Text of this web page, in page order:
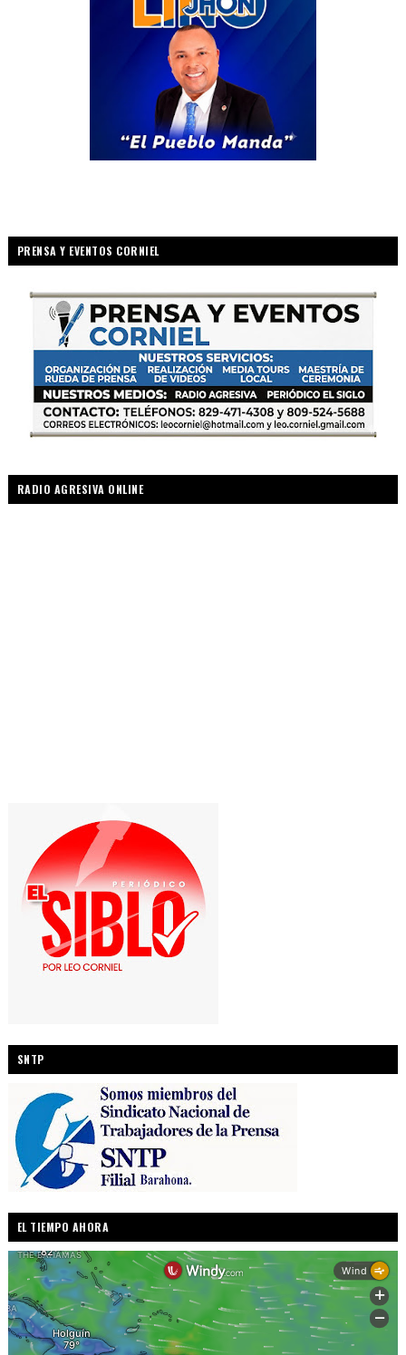
PRENSA Y EVENTOS CORNIEL
RADIO AGRESIVA ONLINE
SNTP
EL TIEMPO AHORA